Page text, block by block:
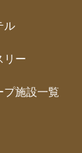
ル
リー
プ施設一覧